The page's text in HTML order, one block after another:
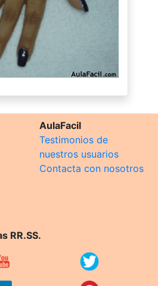
AulaFacil
Testimonios de
nuestros usuarios
Contacta con nosotros
RR.SS.